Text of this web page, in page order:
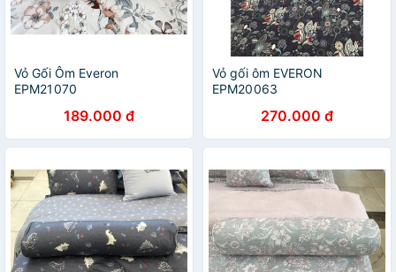
Vỏ Gối Ôm Everon
EPM21070
189.000 đ
Vỏ gối ôm EVERON
EPM20063
270.000 đ